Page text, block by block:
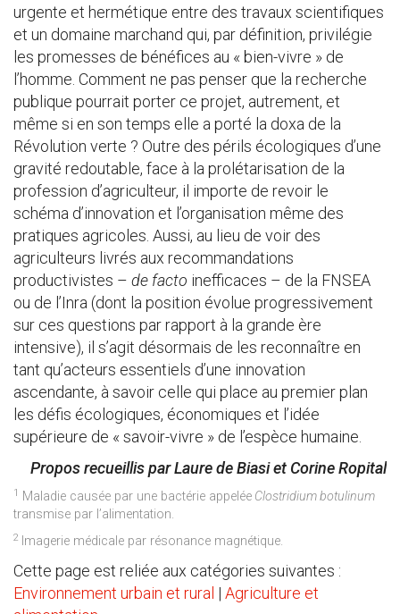
urgente et hermétique entre des travaux scientifiques
et un domaine marchand qui, par définition, privilégie
les promesses de bénéfices au « bien-vivre » de
l’homme. Comment ne pas penser que la recherche
publique pourrait porter ce projet, autrement, et
même si en son temps elle a porté la doxa de la
Révolution verte ? Outre des périls écologiques d’une
gravité redoutable, face à la prolétarisation de la
profession d’agriculteur, il importe de revoir le
schéma d’innovation et l’organisation même des
pratiques agricoles. Aussi, au lieu de voir des
agriculteurs livrés aux recommandations
productivistes – de facto inefficaces – de la FNSEA
ou de l’Inra (dont la position évolue progressivement
sur ces questions par rapport à la grande ère
intensive), il s’agit désormais de les reconnaître en
tant qu’acteurs essentiels d’une innovation
ascendante, à savoir celle qui place au premier plan
les défis écologiques, économiques et l’idée
supérieure de « savoir-vivre » de l’espèce humaine.
Propos recueillis par Laure de Biasi et Corine Ropital
1 Maladie causée par une bactérie appelée Clostridium botulinum
transmise par l’alimentation.
2 Imagerie médicale par résonance magnétique.
Cette page est reliée aux catégories suivantes :
Environnement urbain et rural | Agriculture et